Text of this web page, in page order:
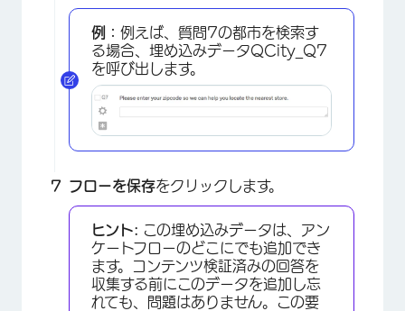
×
例： 例えば、質問7の都市を検索す
る場合、埋め込みデータQCity_Q7
を呼び出します。
フローを保存をクリックします。
ヒント: この埋め込みデータは、アン
ケートフローのどこにでも追加でき
ます。コンテンツ検証済みの回答を
収集する前にこのデータを追加し忘
れても、問題はありません。この要